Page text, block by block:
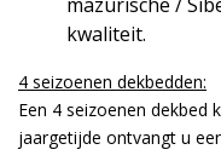
kwaliteit.
4 seizoenen dekbedden:
Een 4 seizoenen dekbed
jaargetijde ontvangt u